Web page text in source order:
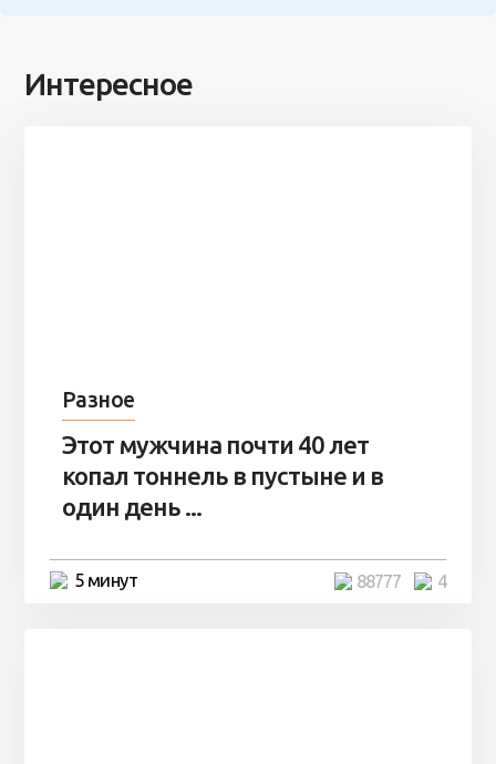
Интересное
Разное
Этот мужчина почти 40 лет
копал тоннель в пустыне и в
один день ...
5 минут 4
88777